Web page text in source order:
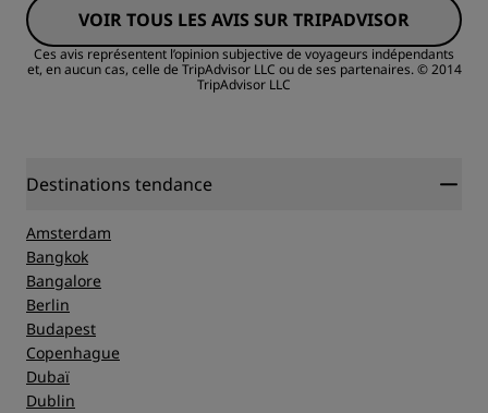
Service
Qualité/prix
VOIR TOUS LES AVIS SUR TRIPADVISOR
Ces avis représentent l’opinion subjective de voyageurs indépendants
et, en aucun cas, celle de TripAdvisor LLC ou de ses partenaires. © 2014
TripAdvisor LLC
Destinations tendance
Amsterdam
Bangkok
Bangalore
Berlin
Budapest
Copenhague
Dubaï
Dublin